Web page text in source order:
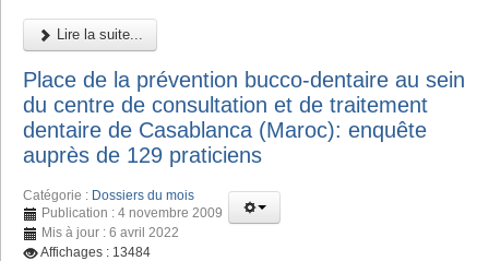
Lire la suite...
Place de la prévention bucco-dentaire au sein
du centre de consultation et de traitement
dentaire de Casablanca (Maroc): enquête
auprès de 129 praticiens
Catégorie : Dossiers du mois
Publication : 4 novembre 2009
Mis à jour : 6 avril 2022
Affichages : 13484